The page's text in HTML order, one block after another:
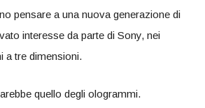
pensare a una nuova generazione di
interesse da parte di Sony, nei
a tre dimensioni.
quello degli ologrammi.